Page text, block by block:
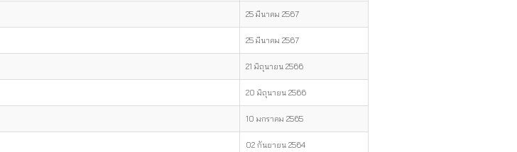
25 มีนาคม 2567
25 มีนาคม 2567
21 มิถุนายน 2566
20 มิถุนายน 2566
10 มกราคม 2565
02 กันยายน 2564